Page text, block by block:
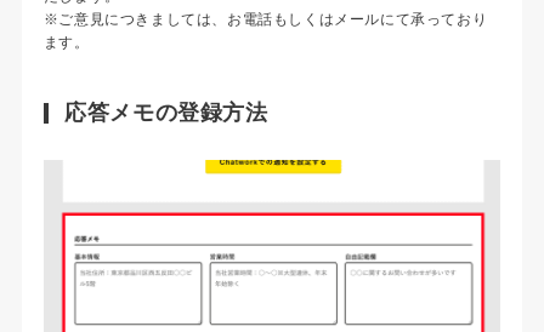
※ご意見につきましては、お電話もしくはメールにて承っており
ます。
応答メモの登録方法